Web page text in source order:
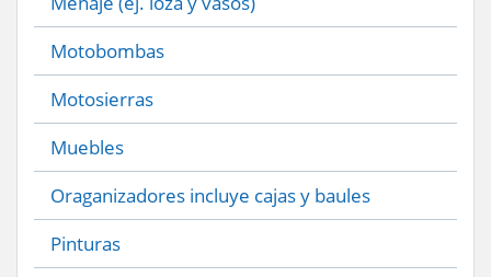
Motobombas
Motosierras
Muebles
Oraganizadores incluye cajas y baules
Pinturas